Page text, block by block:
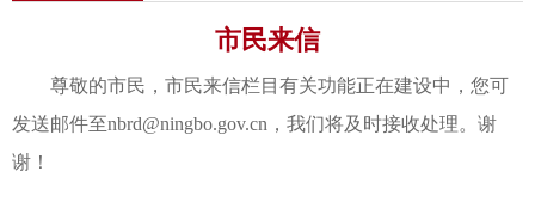
辅助栏目
市民来信
尊敬的市民，市民来信栏目有关功能正在建设中，您可
发送邮件至nbrd@ningbo.gov.cn，我们将及时接收处理。谢
谢！